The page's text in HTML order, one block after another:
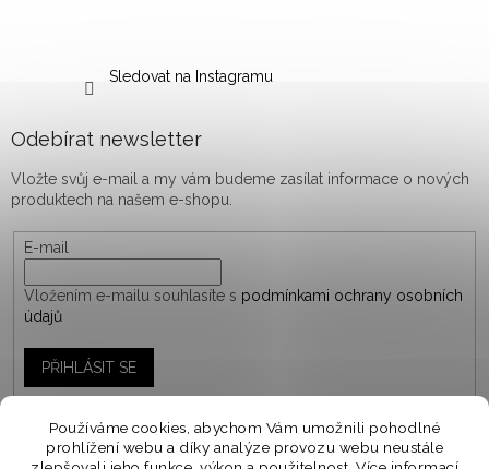
Používáme cookies, abychom Vám umožnili pohodlné
prohlížení webu a díky analýze provozu webu neustále
Sledovat na Instagramu
Odebírat newsletter
Vložte svůj e-mail a my vám budeme zasílat informace o nových
produktech na našem e-shopu.
E-mail
Vložením e-mailu souhlasíte s podmínkami ochrany osobních
údajů
PŘIHLÁSIT SE
Vytvořil Shoptet